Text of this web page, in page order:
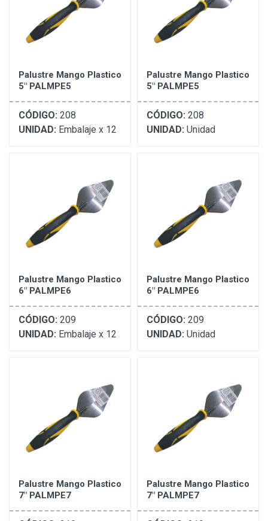
Palustre Mango Plastico
5" PALMPE5
CÓDIGO: 208
UNIDAD: Embalaje x 12
Palustre Mango Plastico
5" PALMPE5
CÓDIGO: 208
UNIDAD: Unidad
Palustre Mango Plastico
6" PALMPE6
CÓDIGO: 209
UNIDAD: Embalaje x 12
Palustre Mango Plastico
6" PALMPE6
CÓDIGO: 209
UNIDAD: Unidad
Palustre Mango Plastico
7" PALMPE7
Palustre Mango Plastico
7" PALMPE7